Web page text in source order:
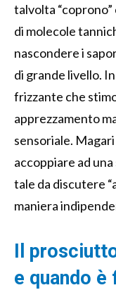
talvolta
di molecole
nascondere i
di grande livello.
frizzante che
apprezzamento
sensoriale.
accoppiare ad
tale da discutere
maniera
Il
e quando